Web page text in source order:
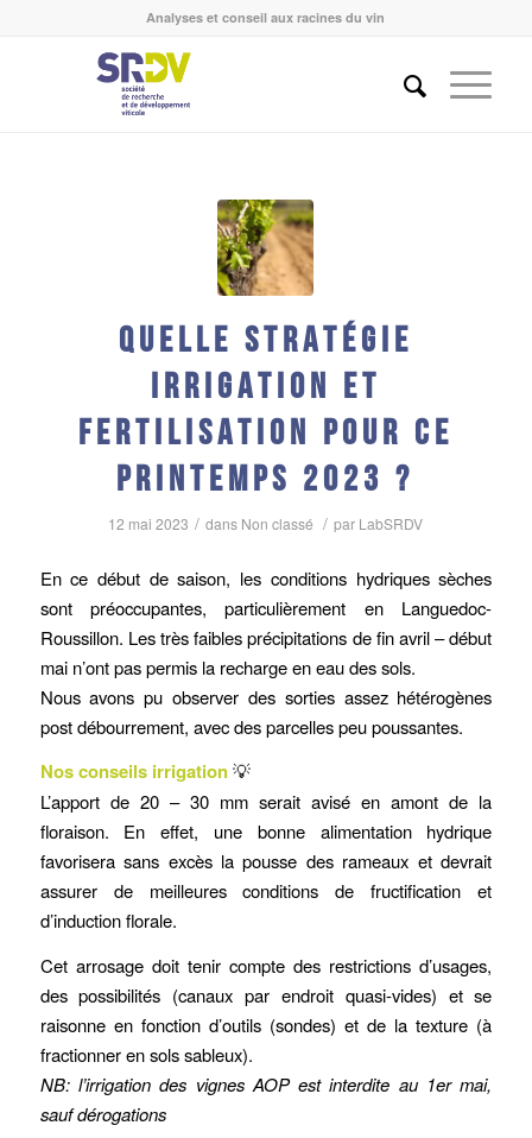
Analyses et conseil aux racines du vin
Quelle stratégie
irrigation et
fertilisation pour ce
printemps 2023 ?
12 mai 2023 / dans Non classé / par LabSRDV
En ce début de saison, les conditions hydriques sèches
sont préoccupantes, particulièrement en Languedoc-
Roussillon. Les très faibles précipitations de fin avril – début
mai n’ont pas permis la recharge en eau des sols.
Nous avons pu observer des sorties assez hétérogènes
post débourrement, avec des parcelles peu poussantes.
Nos conseils irrigation💡
L’apport de 20 – 30 mm serait avisé en amont de la
floraison. En effet, une bonne alimentation hydrique
favorisera sans excès la pousse des rameaux et devrait
assurer de meilleures conditions de fructification et
d’induction florale.
Cet arrosage doit tenir compte des restrictions d’usages,
des possibilités (canaux par endroit quasi-vides) et se
raisonne en fonction d’outils (sondes) et de la texture (à
fractionner en sols sableux).
NB: l’irrigation des vignes AOP est interdite au 1er mai,
sauf dérogations